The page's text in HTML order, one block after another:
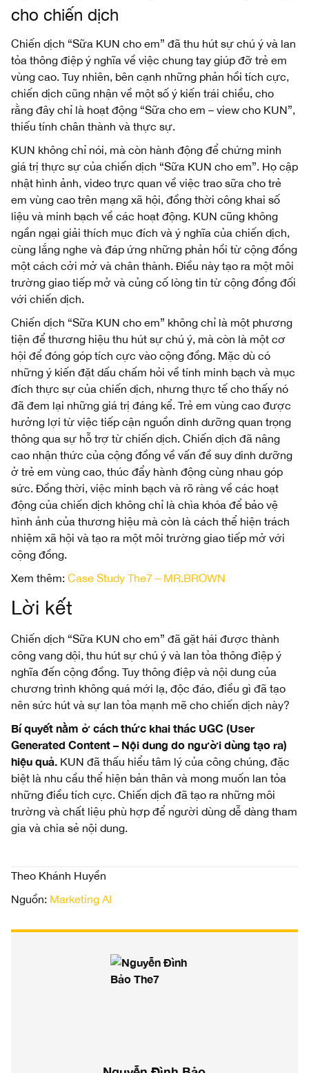
cho chiến dịch
Chiến dịch “Sữa KUN cho em” đã thu hút sự chú ý và lan
tỏa thông điệp ý nghĩa về việc chung tay giúp đỡ trẻ em
vùng cao. Tuy nhiên, bên cạnh những phản hồi tích cực,
chiến dịch cũng nhận về một số ý kiến trái chiều, cho
rằng đây chỉ là hoạt động “Sữa cho em – view cho KUN”,
thiếu tính chân thành và thực sự.
KUN không chỉ nói, mà còn hành động để chứng minh
giá trị thực sự của chiến dịch “Sữa KUN cho em”. Họ cập
nhật hình ảnh, video trực quan về việc trao sữa cho trẻ
em vùng cao trên mạng xã hội, đồng thời công khai số
liệu và minh bạch về các hoạt động. KUN cũng không
ngần ngại giải thích mục đích và ý nghĩa của chiến dịch,
cùng lắng nghe và đáp ứng những phản hồi từ cộng đồng
một cách cởi mở và chân thành. Điều này tạo ra một môi
trường giao tiếp mở và củng cố lòng tin từ cộng đồng đối
với chiến dịch.
Chiến dịch “Sữa KUN cho em” không chỉ là một phương
tiện để thương hiệu thu hút sự chú ý, mà còn là một cơ
hội để đóng góp tích cực vào cộng đồng. Mặc dù có
những ý kiến đặt dấu chấm hỏi về tính minh bạch và mục
đích thực sự của chiến dịch, nhưng thực tế cho thấy nó
đã đem lại những giá trị đáng kể. Trẻ em vùng cao được
hưởng lợi từ việc tiếp cận nguồn dinh dưỡng quan trọng
thông qua sự hỗ trợ từ chiến dịch. Chiến dịch đã nâng
cao nhận thức của cộng đồng về vấn đề suy dinh dưỡng
ở trẻ em vùng cao, thúc đẩy hành động cùng nhau góp
sức. Đồng thời, việc minh bạch và rõ ràng về các hoạt
động của chiến dịch không chỉ là chìa khóa để bảo vệ
hình ảnh của thương hiệu mà còn là cách thể hiện trách
nhiệm xã hội và tạo ra một môi trường giao tiếp mở với
cộng đồng.
Xem thêm: Case Study The7 – MR.BROWN
Lời kết
Chiến dịch “Sữa KUN cho em” đã gặt hái được thành
công vang dội, thu hút sự chú ý và lan tỏa thông điệp ý
nghĩa đến cộng đồng. Tuy thông điệp và nội dung của
chương trình không quá mới lạ, độc đáo, điều gì đã tạo
nên sức hút và sự lan tỏa mạnh mẽ cho chiến dịch này?
Bí quyết nằm ở cách thức khai thác UGC (User
Generated Content – Nội dung do người dùng tạo ra)
hiệu quả. KUN đã thấu hiểu tâm lý của công chúng, đặc
biệt là nhu cầu thể hiện bản thân và mong muốn lan tỏa
những điều tích cực. Chiến dịch đã tạo ra những môi
trường và chất liệu phù hợp để người dùng dễ dàng tham
gia và chia sẻ nội dung.
Theo Khánh Huyền
Nguồn: Marketing AI